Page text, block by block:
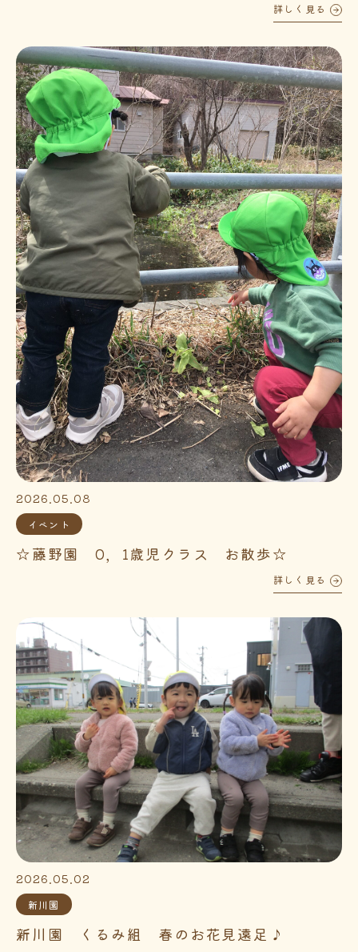
詳しく見る
2026.05.08
イベント
☆藤野園 0，1歳児クラス お散歩☆
詳しく見る
2026.05.02
新川園
新川園 くるみ組 春のお花見遠足♪